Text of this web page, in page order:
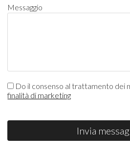
Messaggio
Do il consenso al trattamento dei
finalità di marketing
Invia